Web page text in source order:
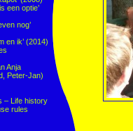
een optie’
nog’
en ik’ (2014)
Anja
Peter-Jan)
– Life history
rules